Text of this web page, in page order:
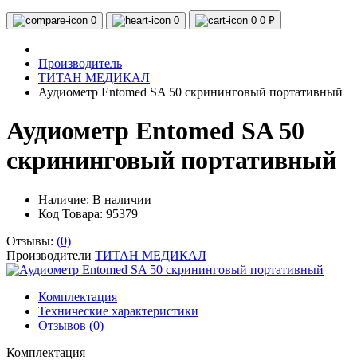
0 0 0 0 ₽
Производитель
ТИТАН МЕДИКАЛ
Аудиометр Entomed SA 50 скрининговый портативный
Аудиометр Entomed SA 50
скрининговый портативный
Наличие: В наличии
Код Товара: 95379
Отзывы: (0)
Производители ТИТАН МЕДИКАЛ
Комплектация
Технические характеристики
Отзывов (0)
Комплектация